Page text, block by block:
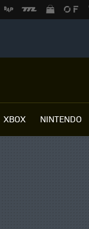
XBOX NINTENDO